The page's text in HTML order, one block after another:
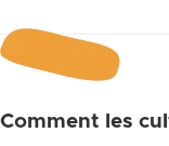
Comment les